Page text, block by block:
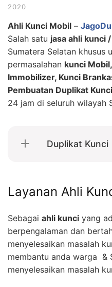
2020
Ahli Kunci Mobil –
Salah satu jasa ahli kunci
Sumatera Selatan khusus
permasalahan kunci
Immobilizer, Kunci
Pembuatan Duplikat Kunci
24 jam di seluruh wilayah
Duplikat Kunci
Layanan Ahli
Sebagai ahli kunci yang
berpengalaman dan
menyelesaikan masalah
membantu anda warga &
menyelesaikan masalah